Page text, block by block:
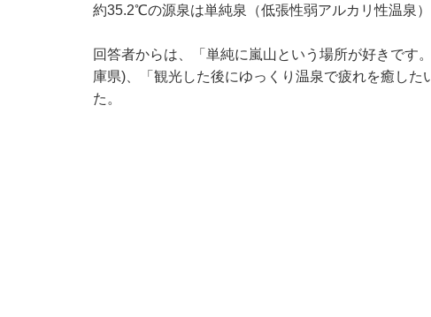
約35.2℃の源泉は単純泉（低張性弱アルカリ性温泉
回答者からは、「単純に嵐山という場所が好きです
庫県)、「観光した後にゆっくり温泉で疲れを癒し
た。